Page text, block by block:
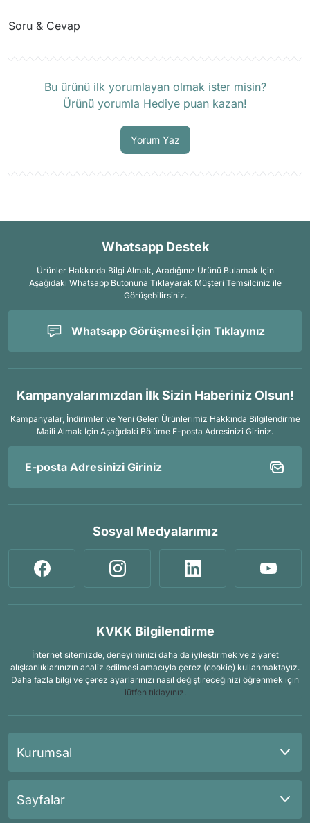
Soru & Cevap
Bu ürünü ilk yorumlayan olmak ister misin?
Ürünü yorumla Hediye puan kazan!
Yorum Yaz
Whatsapp Destek
Ürünler Hakkında Bilgi Almak, Aradığınız Ürünü Bulamak İçin
Aşağıdaki Whatsapp Butonuna Tıklayarak Müşteri Temsilciniz ile
Görüşebilirsiniz.
Whatsapp Görüşmesi İçin Tıklayınız
Kampanyalarımızdan İlk Sizin Haberiniz Olsun!
Kampanyalar, İndirimler ve Yeni Gelen Ürünlerimiz Hakkında Bilgilendirme
Maili Almak İçin Aşağıdaki Bölüme E-posta Adresinizi Giriniz.
Sosyal Medyalarımız
KVKK Bilgilendirme
İnternet sitemizde, deneyiminizi daha da iyileştirmek ve ziyaret
alışkanlıklarınızın analiz edilmesi amacıyla çerez (cookie) kullanmaktayız.
Daha fazla bilgi ve çerez ayarlarınızı nasıl değiştireceğinizi öğrenmek için
lütfen tıklayınız.
Kurumsal
Sayfalar